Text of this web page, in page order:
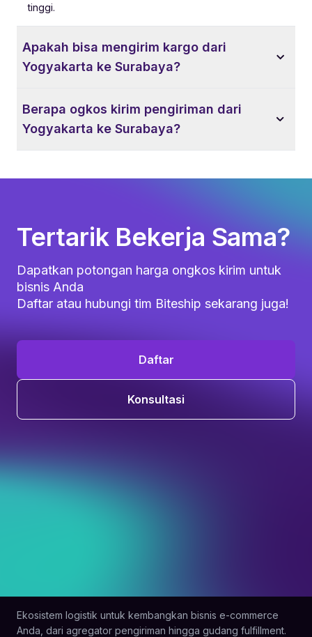
tinggi.
Apakah bisa mengirim kargo dari
Yogyakarta ke Surabaya?
Berapa ogkos kirim pengiriman dari
Yogyakarta ke Surabaya?
Tertarik Bekerja Sama?
Dapatkan potongan harga ongkos kirim untuk
bisnis Anda
Daftar atau hubungi tim Biteship sekarang juga!
Daftar
Konsultasi
Ekosistem logistik untuk kembangkan bisnis e-commerce
Anda, dari agregator pengiriman hingga gudang fulfillment.